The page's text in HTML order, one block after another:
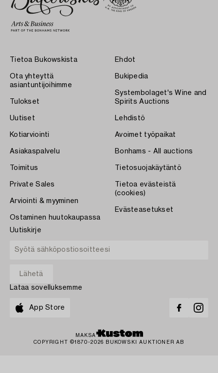
Tietoa Bukowskista
Ota yhteyttä
asiantuntijoihimme
Tulokset
Uutiset
Kotiarviointi
Asiakaspalvelu
Toimitus
Private Sales
Arviointi & myyminen
Ostaminen huutokaupassa
Ehdot
Bukipedia
Systembolaget's Wine and
Spirits Auctions
Lehdistö
Avoimet työpaikat
Bonhams - All auctions
Tietosuojakäytäntö
Tietoa evästeistä
(cookies)
Evästeasetukset
Uutiskirje
Lataa sovelluksemme
App Store
MAKSA
COPYRIGHT ©1870-2026 BUKOWSKI AUKTIONER AB